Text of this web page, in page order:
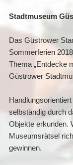
Stadtmuseum
Das Güstrower
Sommerferien
Thema „Entdecke
Güstrower
selbständig durch
Objekte erkunden.
Museumsrätsel
gewinnen.